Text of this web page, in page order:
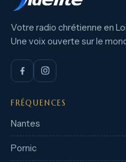
Votre radio chrétienne en
Une voix ouverte sur le
FRÉQUENCES
Nantes
Pornic